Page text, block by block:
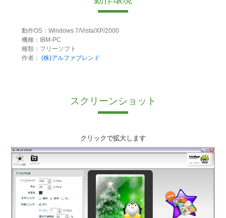
動作OS：Windows 7/Vista/XP/2000
機種：IBM-PC
種類：フリーソフト
作者： (株)アルファブレンド
スクリーンショット
クリックで拡大します